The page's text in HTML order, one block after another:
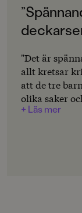
SERIE
Agenterna
2025-05-23
LÄSORDNING
"Det är
allt kretsar
att de tre
olika saker
behövs för att
+ Läs mer